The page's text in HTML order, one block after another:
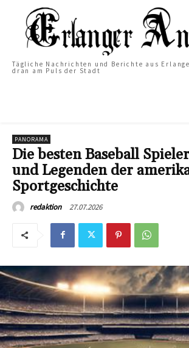
Tägliche Nachrichten und Berichte aus
dran am Puls der Stadt
PANORAMA
Die besten Baseball
und Legenden der
Sportgeschichte
redaktion 27.07.2026